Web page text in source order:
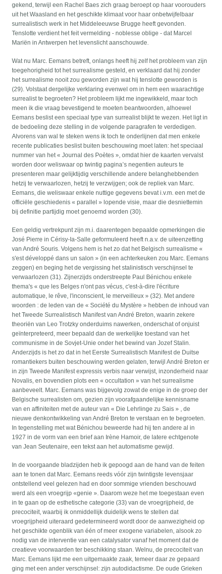
gekend, terwijl een Rachel Baes zich graag beroept op haar voorouders
uit het Waasland en het geschikte klimaat voor haar onbetwijfelbaar
surrealistisch werk in het Middeleeuwse Brugge heeft gevonden.
Tenslotte verdient het feit vermelding - noblesse oblige - dat Marcel
Mariën in Antwerpen het levenslicht aanschouwde.
Wat nu Marc. Eemans betreft, onlangs heeft hij zelf het probleem van zijn
toegehorigheid tot het surrealisme gesteld, en verklaard dat hij zonder
het surrealisme nooit zou geworden zijn wat hij tenslotte geworden is
(29). Volstaat dergelijke verklaring evenwel om in hem een waarachtige
surrealist te begroeten? Het probleem lijkt me ingewikkeld, maar toch
meen ik die vraag bevestigend te moeten beantwoorden, alhoewel
Eemans beslist een speciaal type van surrealist blijkt te wezen. Het ligt in
de bedoeling deze stelling in de volgende paragrafen te verdedigen.
Alvorens van wal te steken wens ik toch te onderlijnen dat men enkele
recente publicaties beslist buiten beschouwing moet laten: het speciaal
nummer van het « Journal des Poètes », omdat hier de kaarten vervalst
worden door weliswaar op twintig pagina’s negentien auteurs te
presenteren maar gelijktijdig verschillende andere belanghebbenden
hetzij te verwaarlozen, hetzij te verzwijgen; ook de repliek van Marc.
Eemans, die weliswaar enkele nuttige gegevens bevat i.v.m. een met de
officiële geschiedenis « parallel » lopende visie, maar die desniettemin
bij definitie partijdig moet genoemd worden (30).
Een geldig vertrekpunt zijn m.i. daarentegen bepaalde opmerkingen die
José Pierre in Cérisy-Ia-Salle geformuleerd heeft n.a.v. de uiteenzetting
van André Souris. Volgens hem is het zo dat het Belgisch surrealisme «
s'est développé dans un salon » (in een achterkeuken zou Marc. Eemans
zeggen) en beging het de vergissing het stalinistisch verschijnsel te
verwaarlozen (31). Zijnerzijds onderstreepte Paul Bénichou enkele
thema's « que les Belges n'ont pas vécus, c'est-à-dire l'écriture
automatique, le rêve, l'inconscient, le merveilleux » (32). Met andere
woorden : de leden van de « Société du Mystère » hebben de inhoud van
het Tweede Surrealistisch Manifest van André Breton, waarin zekere
theoriën van Leo Trotzky onderduims nawerken, onderschat of onjuist
geïnterpreteerd, meer bepaald dan de werkelijke toestand van het
communisme in de Sovjet-Unie onder het bewind van Jozef Stalin.
Anderzijds is het zo dat in het Eerste Surrealistisch Manifest de Duitse
romantiekers buiten beschouwing werden gelaten, terwijl André Breton er
in zijn Tweede Manifest expressis verbis naar verwijst, inzonderheid naar
Novalis, en bovendien plots een « occultation » van het surrealisme
aanbeveelt. Marc. Eemans was bijgevolg zowat de enige in de groep der
Belgische surrealisten om, gezien zijn voorafgaandelijke kennisname
van en affiniteiten met de auteur van « Die Lehrlinge zu Sais » , de
nieuwe denkontwikkeling van André Breton te verstaan en te begroeten.
In tegenstelling met wat Bénichou beweerde had hij ten andere al in
1927 in de vorm van een brief aan Irène Hamoir, de latere echtgenote
van Jean Seutenaire, een tekst aan het automatisme gewijd.
In de voorgaande bladzijden heb ik gepoogd aan de hand van de feiten
aan te tonen dat Marc. Eemans reeds vóór zijn twintigste levensjaar
ontstellend veel gelezen had en door sommige vrienden beschouwd
werd als een vroegrijp «genie ». Daarom weze het me toegestaan even
in te gaan op de esthetische categorie (33) van de vroegrijpheid, de
precociteit, waarbij ik onmiddellijk duidelijk wens te stellen dat
vroegrijpheid uiteraard gedetermineerd wordt door de aanwezigheid op
het geschikte ogenblik van één of meer exogene variabelen, alsook zo
nodig van de interventie van een catalysator vanaf het moment dat de
creatieve voorwaarden ter beschikking staan. Welnu, de precociteit van
Marc. Eemans lijkt me een uitgemaakte zaak, temeer daar ze gepaard
ging met een ander verschijnsel: zijn autodidactisme. De oude Grieken